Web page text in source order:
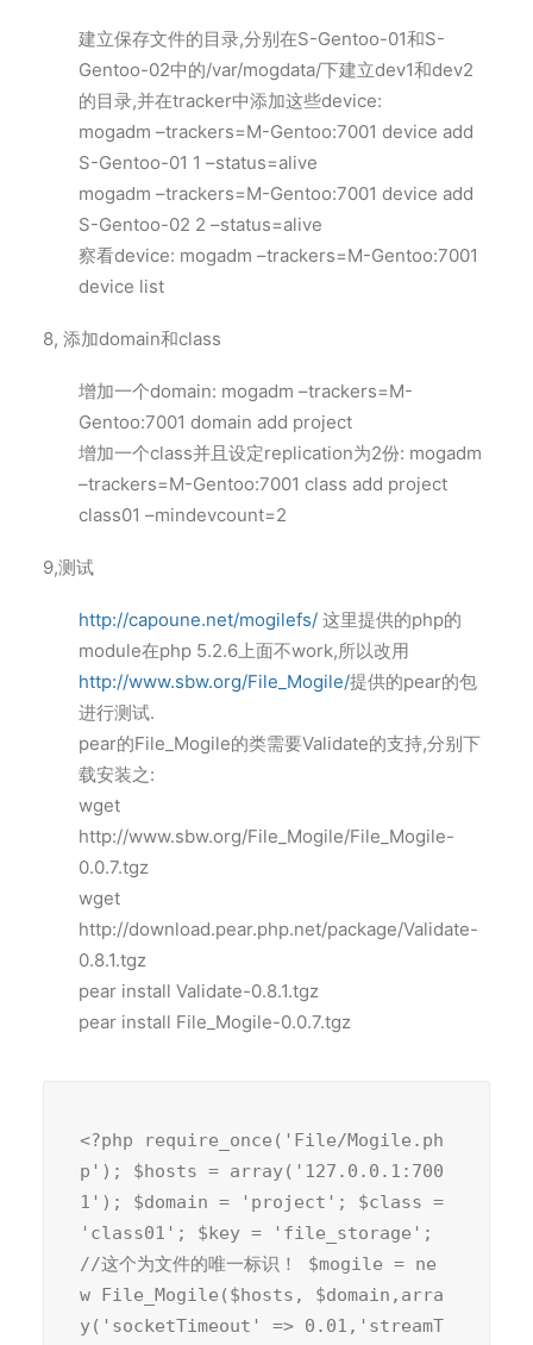
建立保存文件的目录,分别在S-Gentoo-01和S-
Gentoo-02中的/var/mogdata/下建立dev1和dev2
的目录,并在tracker中添加这些device:
mogadm –trackers=M-Gentoo:7001 device add
S-Gentoo-01 1 –status=alive
mogadm –trackers=M-Gentoo:7001 device add
S-Gentoo-02 2 –status=alive
察看device: mogadm –trackers=M-Gentoo:7001
device list
8, 添加domain和class
增加一个domain: mogadm –trackers=M-
Gentoo:7001 domain add project
增加一个class并且设定replication为2份: mogadm
–trackers=M-Gentoo:7001 class add project
class01 –mindevcount=2
9,测试
http://capoune.net/mogilefs/ 这里提供的php的
module在php 5.2.6上面不work,所以改用
http://www.sbw.org/File_Mogile/提供的pear的包
进行测试.
pear的File_Mogile的类需要Validate的支持,分别下
载安装之:
wget
http://www.sbw.org/File_Mogile/File_Mogile-
0.0.7.tgz
wget
http://download.pear.php.net/package/Validate-
0.8.1.tgz
pear install Validate-0.8.1.tgz
pear install File_Mogile-0.0.7.tgz
<?php require_once('File/Mogile.ph
p'); $hosts = array('127.0.0.1:700
1'); $domain = 'project'; $class =
'class01'; $key = 'file_storage';
//这个为文件的唯一标识！ $mogile = ne
w File_Mogile($hosts, $domain,arra
y('socketTimeout' => 0.01,'streamT